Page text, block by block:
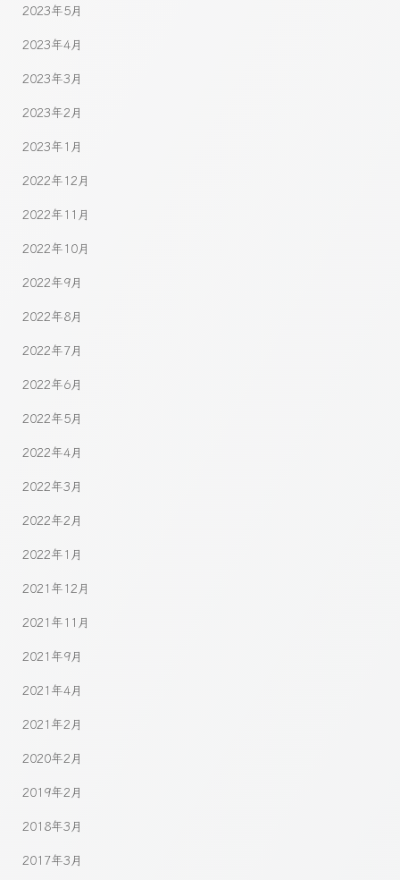
2023年5月
2023年4月
2023年3月
2023年2月
2023年1月
2022年12月
2022年11月
2022年10月
2022年9月
2022年8月
2022年7月
2022年6月
2022年5月
2022年4月
2022年3月
2022年2月
2022年1月
2021年12月
2021年11月
2021年9月
2021年4月
2021年2月
2020年2月
2019年2月
2018年3月
2017年3月